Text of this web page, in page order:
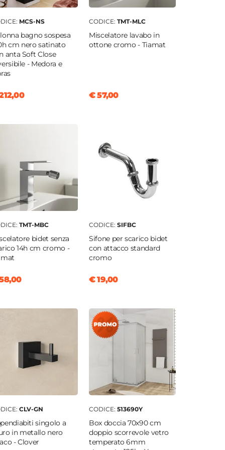
MCS-NS
bagno sospesa
cm nero satinato
anta Soft Close
- Medora e
CODICE: TMT-MLC
Miscelatore lavabo in
ottone cromo - Tiamat
€ 57,00
TMT-MBC
bidet senza
14h cm cromo -
CODICE: SIFBC
Sifone per scarico bidet
con attacco standard
cromo
€ 19,00
CLV-GN
singolo a
in metallo nero
- Clover
CODICE: 513690Y
Box doccia 70x90 cm
doppio scorrevole vetro
temperato 6mm